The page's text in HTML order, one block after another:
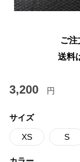
ご注
送料
3,200 円
サイズ
XS S